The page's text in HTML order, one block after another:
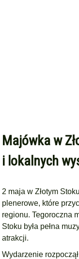
Majówka w
i lokalnych
2 maja w Złotym
plenerowe, które
regionu. Tegoroczna
Stoku była pełna
atrakcji.
Wydarzenie